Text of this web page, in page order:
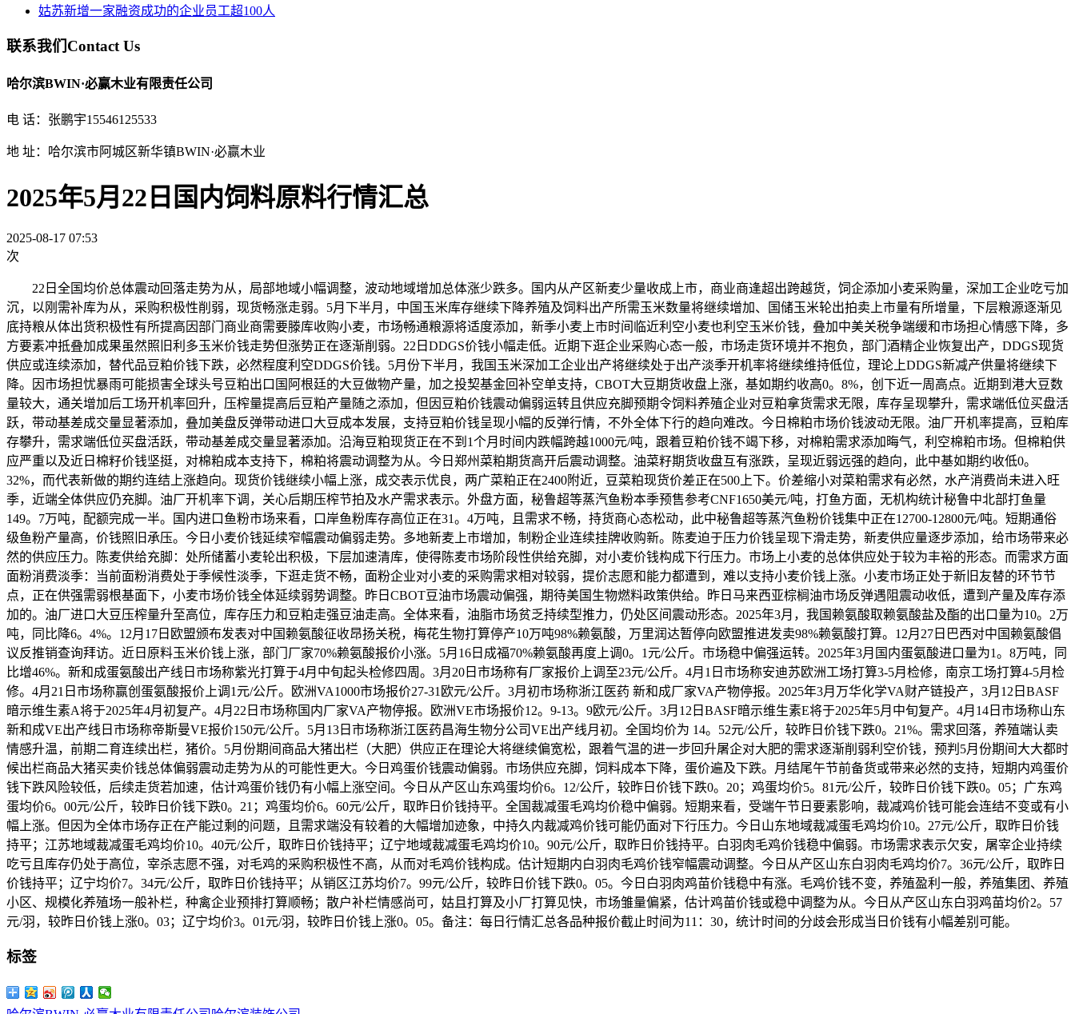
姑苏新增一家融资成功的企业员工超100人
联系我们Contact Us
哈尔滨BWIN·必赢木业有限责任公司
电 话：张鹏宇15546125533
地 址：哈尔滨市阿城区新华镇BWIN·必赢木业
2025年5月22日国内饲料原料行情汇总
2025-08-17 07:53
次
22日全国均价总体震动回落走势为从，局部地域小幅调整，波动地域增加总体涨少跌多。国内从产区新麦少量收成上市，商业商逢超出跨越货，饲企添加小麦采购量，深加工企业吃亏加
沉，以刚需补库为从，采购积极性削弱，现货畅涨走弱。5月下半月，中国玉米库存继续下降养殖及饲料出产所需玉米数量将继续增加、国储玉米轮出拍卖上市量有所增量，下层粮源逐渐见
底持粮从体出货积极性有所提高因部门商业商需要滕库收购小麦，市场畅通粮源将适度添加，新季小麦上市时间临近利空小麦也利空玉米价钱，叠加中美关税争端缓和市场担心情感下降，多
方要素冲抵叠加成果虽然照旧利多玉米价钱走势但涨势正在逐渐削弱。22日DDGS价钱小幅走低。近期下逛企业采购心态一般，市场走货环境并不抱负，部门酒精企业恢复出产，DDGS现货
供应或连续添加，替代品豆粕价钱下跌，必然程度利空DDGS价钱。5月份下半月，我国玉米深加工企业出产将继续处于出产淡季开机率将继续维持低位，理论上DDGS新减产供量将继续下
降。因市场担忧暴雨可能损害全球头号豆粕出口国阿根廷的大豆做物产量，加之投契基金回补空单支持，CBOT大豆期货收盘上涨，基如期约收高0。8%，创下近一周高点。近期到港大豆数
量较大，通关增加后工场开机率回升，压榨量提高后豆粕产量随之添加，但因豆粕价钱震动偏弱运转且供应充脚预期令饲料养殖企业对豆粕拿货需求无限，库存呈现攀升，需求端低位买盘活
跃，带动基差成交量显著添加，叠加美盘反弹带动进口大豆成本发展，支持豆粕价钱呈现小幅的反弹行情，不外全体下行的趋向难改。今日棉粕市场价钱波动无限。油厂开机率提高，豆粕库
存攀升，需求端低位买盘活跃，带动基差成交量显著添加。沿海豆粕现货正在不到1个月时间内跌幅跨越1000元/吨，跟着豆粕价钱不竭下移，对棉粕需求添加晦气，利空棉粕市场。但棉粕供
应严重以及近日棉籽价钱坚挺，对棉粕成本支持下，棉粕将震动调整为从。今日郑州菜粕期货高开后震动调整。油菜籽期货收盘互有涨跌，呈现近弱远强的趋向，此中基如期约收低0。
32%，而代表新做的期约连结上涨趋向。现货价钱继续小幅上涨，成交表示优良，两广菜粕正在2400附近，豆菜粕现货价差正在500上下。价差缩小对菜粕需求有必然，水产消费尚未进入旺
季，近端全体供应仍充脚。油厂开机率下调，关心后期压榨节拍及水产需求表示。外盘方面，秘鲁超等蒸汽鱼粉本季预售参考CNF1650美元/吨，打鱼方面，无机构统计秘鲁中北部打鱼量
149。7万吨，配额完成一半。国内进口鱼粉市场来看，口岸鱼粉库存高位正在31。4万吨，且需求不畅，持货商心态松动，此中秘鲁超等蒸汽鱼粉价钱集中正在12700-12800元/吨。短期通俗
级鱼粉产量高，价钱照旧承压。今日小麦价钱延续窄幅震动偏弱走势。多地新麦上市增加，制粉企业连续挂牌收购新。陈麦迫于压力价钱呈现下滑走势，新麦供应量逐步添加，给市场带来必
然的供应压力。陈麦供给充脚：处所储蓄小麦轮出积极，下层加速清库，使得陈麦市场阶段性供给充脚，对小麦价钱构成下行压力。市场上小麦的总体供应处于较为丰裕的形态。而需求方面
面粉消费淡季：当前面粉消费处于季候性淡季，下逛走货不畅，面粉企业对小麦的采购需求相对较弱，提价志愿和能力都遭到，难以支持小麦价钱上涨。小麦市场正处于新旧友替的环节节
点，正在供强需弱根基面下，小麦市场价钱全体延续弱势调整。昨日CBOT豆油市场震动偏强，期待美国生物燃料政策供给。昨日马来西亚棕榈油市场反弹遇阻震动收低，遭到产量及库存添
加的。油厂进口大豆压榨量升至高位，库存压力和豆粕走强豆油走高。全体来看，油脂市场贫乏持续型推力，仍处区间震动形态。2025年3月，我国赖氨酸取赖氨酸盐及酯的出口量为10。2万
吨，同比降6。4%。12月17日欧盟颁布发表对中国赖氨酸征收昂扬关税，梅花生物打算停产10万吨98%赖氨酸，万里润达暂停向欧盟推进发卖98%赖氨酸打算。12月27日巴西对中国赖氨酸倡
议反推销查询拜访。近日原料玉米价钱上涨，部门厂家70%赖氨酸报价小涨。5月16日成福70%赖氨酸再度上调0。1元/公斤。市场稳中偏强运转。2025年3月国内蛋氨酸进口量为1。8万吨，同
比增46%。新和成蛋氨酸出产线日市场称紫光打算于4月中旬起头检修四周。3月20日市场称有厂家报价上调至23元/公斤。4月1日市场称安迪苏欧洲工场打算3-5月检修，南京工场打算4-5月检
修。4月21日市场称赢创蛋氨酸报价上调1元/公斤。欧洲VA1000市场报价27-31欧元/公斤。3月初市场称浙江医药 新和成厂家VA产物停报。2025年3月万华化学VA财产链投产，3月12日BASF
暗示维生素A将于2025年4月初复产。4月22日市场称国内厂家VA产物停报。欧洲VE市场报价12。9-13。9欧元/公斤。3月12日BASF暗示维生素E将于2025年5月中旬复产。4月14日市场称山东
新和成VE出产线日市场称帝斯曼VE报价150元/公斤。5月13日市场称浙江医药昌海生物分公司VE出产线月初。全国均价为 14。52元/公斤，较昨日价钱下跌0。21%。需求回落，养殖端认卖
情感升温，前期二育连续出栏，猪价。5月份期间商品大猪出栏（大肥）供应正在理论大将继续偏宽松，跟着气温的进一步回升屠企对大肥的需求逐渐削弱利空价钱，预判5月份期间大大都时
候出栏商品大猪买卖价钱总体偏弱震动走势为从的可能性更大。今日鸡蛋价钱震动偏弱。市场供应充脚，饲料成本下降，蛋价遍及下跌。月结尾午节前备货或带来必然的支持，短期内鸡蛋价
钱下跌风险较低，后续走货若加速，估计鸡蛋价钱仍有小幅上涨空间。今日从产区山东鸡蛋均价6。12/公斤，较昨日价钱下跌0。20；鸡蛋均价5。81元/公斤，较昨日价钱下跌0。05；广东鸡
蛋均价6。00元/公斤，较昨日价钱下跌0。21；鸡蛋均价6。60元/公斤，取昨日价钱持平。全国裁减蛋毛鸡均价稳中偏弱。短期来看，受端午节日要素影响，裁减鸡价钱可能会连结不变或有小
幅上涨。但因为全体市场存正在产能过剩的问题，且需求端没有较着的大幅增加迹象，中持久内裁减鸡价钱可能仍面对下行压力。今日山东地域裁减蛋毛鸡均价10。27元/公斤，取昨日价钱
持平；江苏地域裁减蛋毛鸡均价10。40元/公斤，取昨日价钱持平；辽宁地域裁减蛋毛鸡均价10。90元/公斤，取昨日价钱持平。白羽肉毛鸡价钱稳中偏弱。市场需求表示欠安，屠宰企业持续
吃亏且库存仍处于高位，宰杀志愿不强，对毛鸡的采购积极性不高，从而对毛鸡价钱构成。估计短期内白羽肉毛鸡价钱窄幅震动调整。今日从产区山东白羽肉毛鸡均价7。36元/公斤，取昨日
价钱持平；辽宁均价7。34元/公斤，取昨日价钱持平；从销区江苏均价7。99元/公斤，较昨日价钱下跌0。05。今日白羽肉鸡苗价钱稳中有涨。毛鸡价钱不变，养殖盈利一般，养殖集团、养殖
小区、规模化养殖场一般补栏，种禽企业预排打算顺畅；散户补栏情感尚可，姑且打算及小厂打算见快，市场雏量偏紧，估计鸡苗价钱或稳中调整为从。今日从产区山东白羽鸡苗均价2。57
元/羽，较昨日价钱上涨0。03；辽宁均价3。01元/羽，较昨日价钱上涨0。05。备注：每日行情汇总各品种报价截止时间为11：30，统计时间的分歧会形成当日价钱有小幅差别可能。
标签